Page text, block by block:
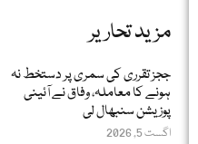
مزید تحاریر
ججز تقرری کی سمری پر دستخط نہ
ہونے کا معاملہ، وفاق نے آئینی
پوزیشن سنبھال لی
اگست 5, 2026